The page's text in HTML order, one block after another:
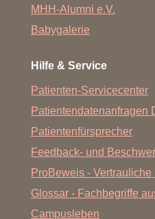
MHH-Alumni e.V.
Babygalerie
Hilfe & Service
Patienten-Servicecenter
Patientendatenanfragen
Patientenfürsprecher
Feedback- und
ProBeweis -
Glossar - Fachbegriffe
Campusleben